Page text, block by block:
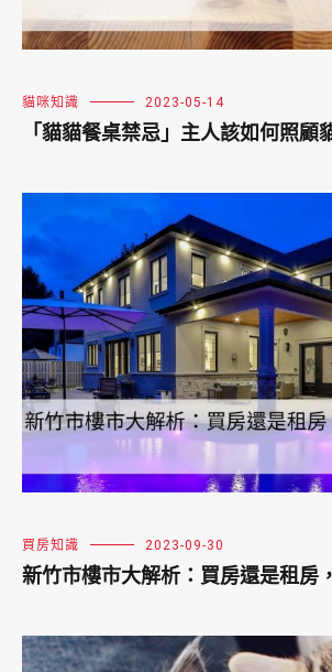
貓咪知識 2023-05-14
「貓貓餐桌禁忌」主人該如何照顧
買房知識 2023-09-30
新竹市樓市大解析：買房還是租房